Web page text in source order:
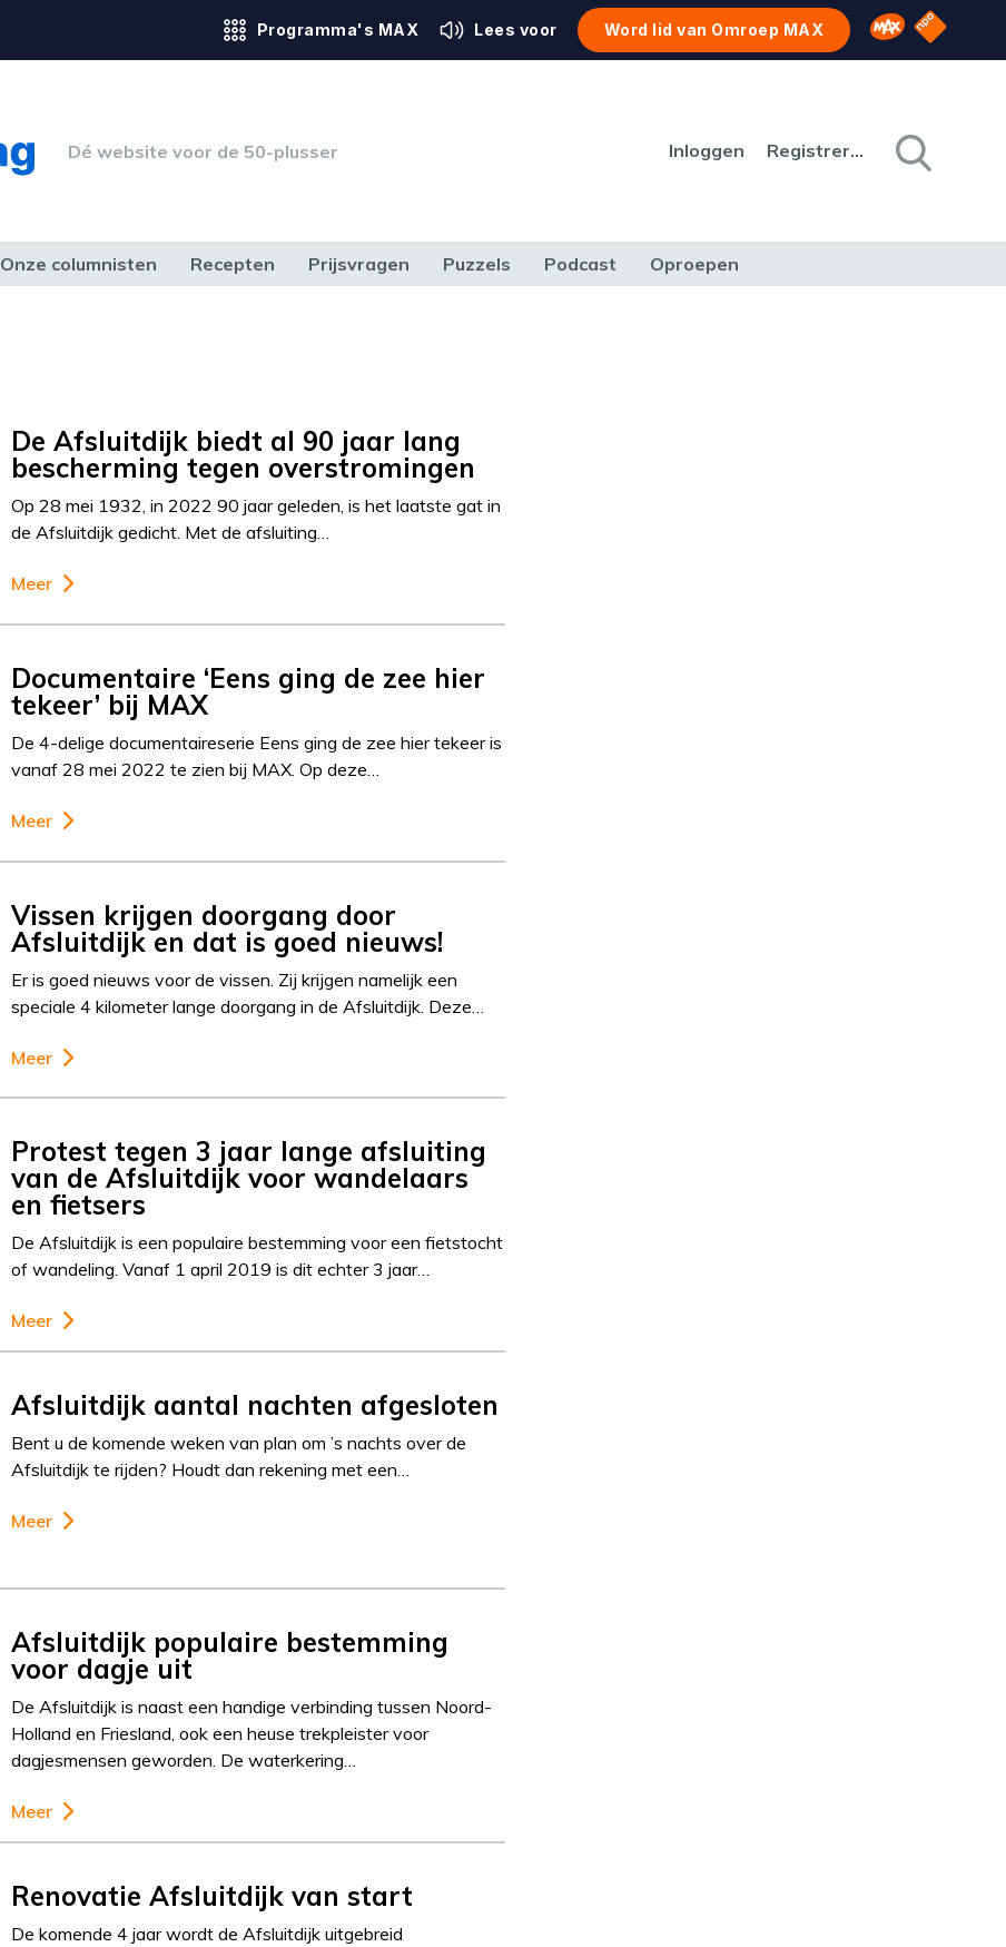
Programma's MAX Lees voor Word lid van Omroep MAX Omroep MAX
NPO
Dé website voor de 50-plusser Inloggen Registreren
Onze columnisten Recepten Prijsvragen Puzzels Podcast Oproepen
De Afsluitdijk biedt al 90 jaar lang
bescherming tegen overstromingen
Op 28 mei 1932, in 2022 90 jaar geleden, is het laatste gat in
de Afsluitdijk gedicht. Met de afsluiting…
Meer
Documentaire ‘Eens ging de zee hier
tekeer’ bij MAX
De 4-delige documentaireserie Eens ging de zee hier tekeer is
vanaf 28 mei 2022 te zien bij MAX. Op deze…
Meer
Vissen krijgen doorgang door
Afsluitdijk en dat is goed nieuws!
Er is goed nieuws voor de vissen. Zij krijgen namelijk een
speciale 4 kilometer lange doorgang in de Afsluitdijk. Deze…
Meer
Protest tegen 3 jaar lange afsluiting
van de Afsluitdijk voor wandelaars
en fietsers
De Afsluitdijk is een populaire bestemming voor een fietstocht
of wandeling. Vanaf 1 april 2019 is dit echter 3 jaar…
Meer
Afsluitdijk aantal nachten afgesloten
Bent u de komende weken van plan om ’s nachts over de
Afsluitdijk te rijden? Houdt dan rekening met een…
Meer
Afsluitdijk populaire bestemming
voor dagje uit
De Afsluitdijk is naast een handige verbinding tussen Noord-
Holland en Friesland, ook een heuse trekpleister voor
dagjesmensen geworden. De waterkering…
Meer
Renovatie Afsluitdijk van start
De komende 4 jaar wordt de Afsluitdijk uitgebreid